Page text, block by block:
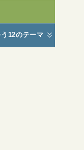
12のテーマ